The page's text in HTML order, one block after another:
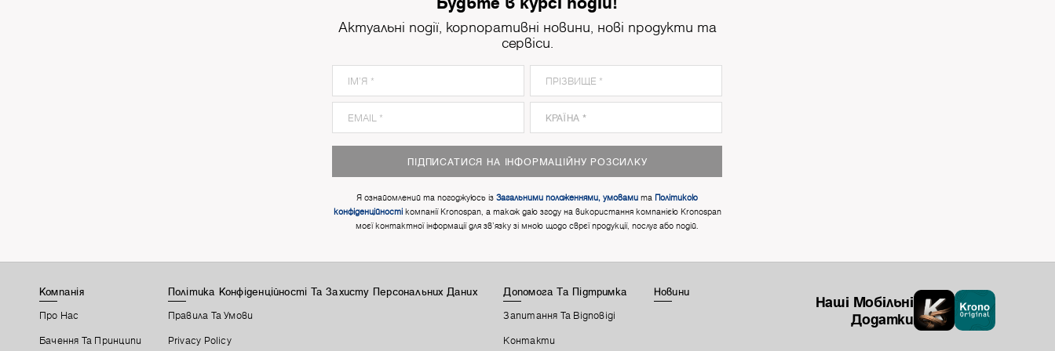
Актуальні події, корпоративні новини, нові продукти та
сервіси.
ПІДПИСАТИСЯ НА ІНФОРМАЦІЙНУ РОЗСИЛКУ
Я ознайомлений та погоджуюсь ізЗагальними положеннями, умовами та Політикою
конфіденційностікомпанії Kronospan, а також даю згоду на використання компанією Kronospan
моєї контактної інформації для зв'язку зі мною щодо сврєї продукції, послуг або подій.
Компанія
Про Нас
Бачення Та Принципи
Політика Конфіденційності Та Захисту Персональних Даних
Правила Та Умови
Privacy Policy
Допомога Та Підтримка
Запитання Та Відповіді
Контакти
Новини
Наші Мобільні
Додатки